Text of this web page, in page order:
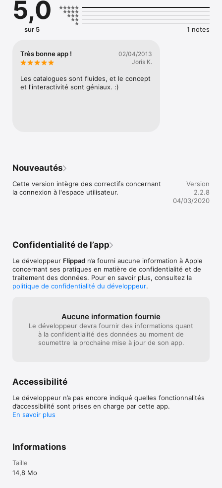
- Navigation intuitive.
- Sommaire interactif
- Liens hypertextes vers site web
- Recherche par mots clés
- Fonction marque page (bookmark).
- Partage via les réseaux sociaux (facebook, twitter...)
- Achat intégré et abonnement
5,0
sur 5 1 notes
Très bonne app !
02/04/2013
Joris K.
Les catalogues sont fluides, et le concept
et l'interactivité sont géniaux. :)
Nouveautés
Cette version intègre des correctifs concernant
la connexion à l'espace utilisateur.
Version
2.2.8
04/03/2020
Confidentialité de l’app
Le développeur Flippad n’a fourni aucune information à Apple
concernant ses pratiques en matière de confidentialité et de
traitement des données. Pour en savoir plus, consultez la
politique de confidentialité du développeur.
Aucune information fournie
Le développeur devra fournir des informations quant
à la confidentialité des données au moment de
soumettre la prochaine mise à jour de son app.
Accessibilité
Le développeur n’a pas encore indiqué quelles fonctionnalités
d’accessibilité sont prises en charge par cette app.
En savoir plus
Informations
Taille
14,8 Mo